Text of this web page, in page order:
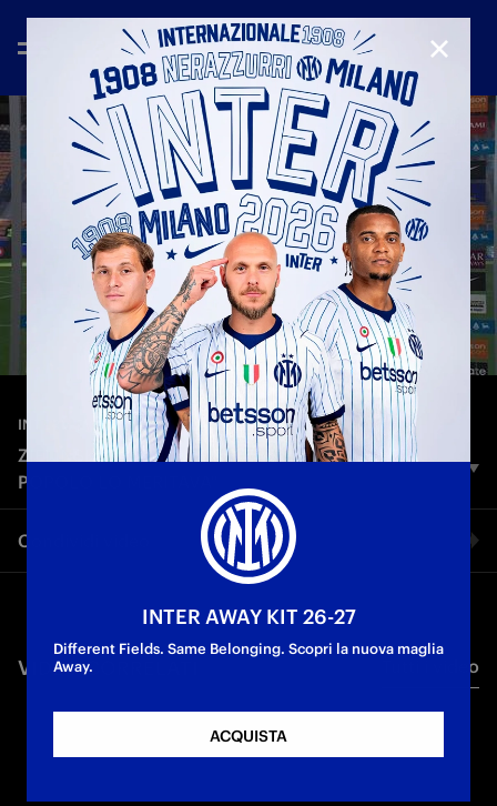
INTERVIEWS—17 mag 2026
ZIELINSKI: "STAGIONE FANTASTICA, QUESTO
POPOLO LO MERITAVA"
Le parole del centrocampista nerazzurro durante i
festeggiamenti per lo Scudetto
Condividi video
Twitter
VIDEO CORRELATI Tutti i video
INTER AWAY KIT 26-27
Different Fields. Same Belonging. Scopri la nuova maglia
Away.
ACQUISTA